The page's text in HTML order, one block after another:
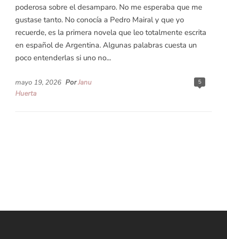
poderosa sobre el desamparo. No me esperaba que me
gustase tanto. No conocía a Pedro Mairal y que yo
recuerde, es la primera novela que leo totalmente escrita
en español de Argentina. Algunas palabras cuesta un
poco entenderlas si uno no...
5
mayo 19, 2026 PorJanu
Huerta